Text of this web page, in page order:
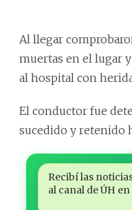
Al llegar
muertas en el lugar
al hospital con
El conductor fue
sucedido y retenido
Recibí las
al canal de ÚH